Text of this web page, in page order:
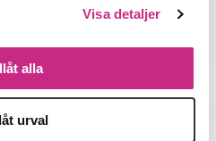
Visa detaljer
alla
urval
som träffar rätt.
medier